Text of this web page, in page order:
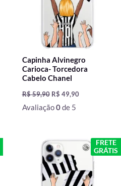
Capinha Alvinegro
Carioca- Torcedora
Cabelo Chanel
R$59,90 R$ 49,90
Avaliação0de 5
FRETE
GRÁTIS
O
preço
original
era:
R$ 59,90.
O
preço
R$ 49,90.